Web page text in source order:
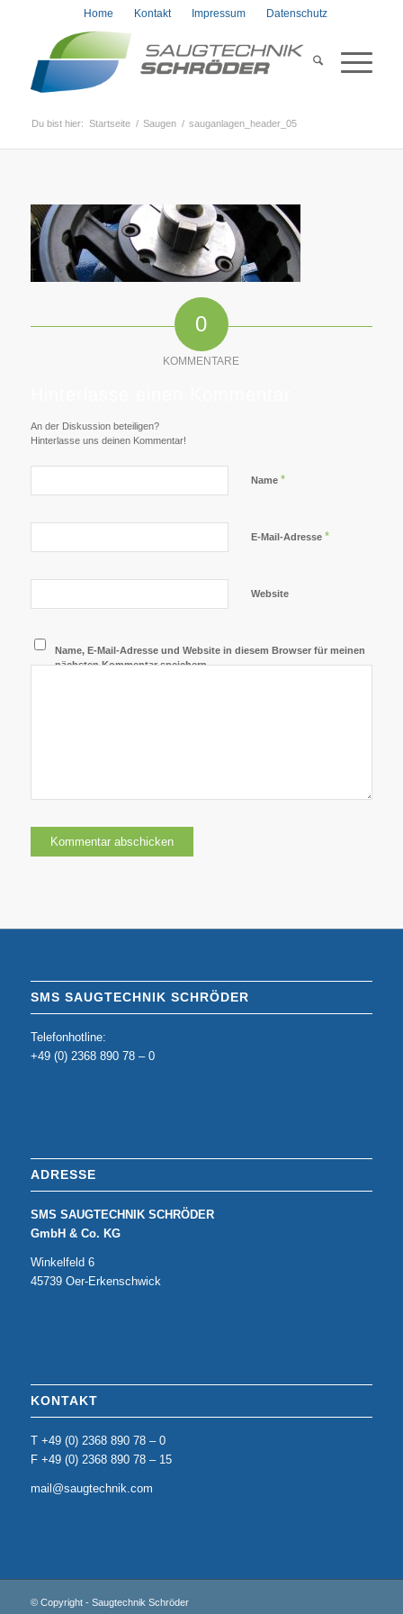
Home Kontakt Impressum Datenschutz
Du bist hier: Startseite / Saugen / sauganlagen_header_05
0
KOMMENTARE
An der Diskussion beteiligen?
Hinterlasse uns deinen Kommentar!
Name *
E-Mail-Adresse *
Website
Name, E-Mail-Adresse und Website in diesem Browser für meinen
nächsten Kommentar speichern.
SMS SAUGTECHNIK SCHRÖDER
Telefonhotline:
+49 (0) 2368 890 78 – 0
ADRESSE
SMS SAUGTECHNIK SCHRÖDER
GmbH & Co. KG
Winkelfeld 6
45739 Oer-Erkenschwick
KONTAKT
T +49 (0) 2368 890 78 – 0
F +49 (0) 2368 890 78 – 15
mail@saugtechnik.com
© Copyright - Saugtechnik Schröder